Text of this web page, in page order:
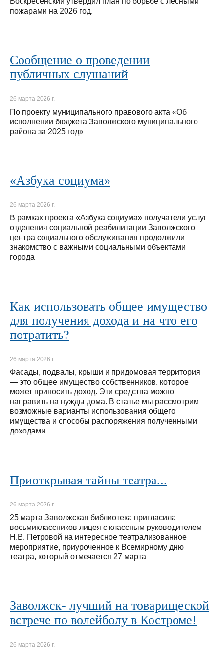
пожарами на 2026 год.
Сообщение о проведении
публичных слушаний
26 марта 2026 г.
По проекту муниципального правового акта «Об
исполнении бюджета Заволжского муниципального
района за 2025 год»
«Азбука социума»
26 марта 2026 г.
В рамках проекта «Азбука социума» получатели услуг
отделения социальной реабилитации Заволжского
центра социального обслуживания продолжили
знакомство с важными социальными объектами
города
Как использовать общее имущество
для получения дохода и на что его
потратить?
26 марта 2026 г.
Фасады, подвалы, крыши и придомовая территория
— это общее имущество собственников, которое
может приносить доход. Эти средства можно
направить на нужды дома. В статье мы рассмотрим
возможные варианты использования общего
имущества и способы распоряжения полученными
доходами.
Приоткрывая тайны театра...
26 марта 2026 г.
25 марта Заволжская библиотека пригласила
восьмиклассников лицея с классным руководителем
Н.В. Петровой на интересное театрализованное
мероприятие, приуроченное к Всемирному дню
театра, который отмечается 27 марта
Заволжск- лучший на товарищеской
встрече по волейболу в Костроме!
26 марта 2026 г.